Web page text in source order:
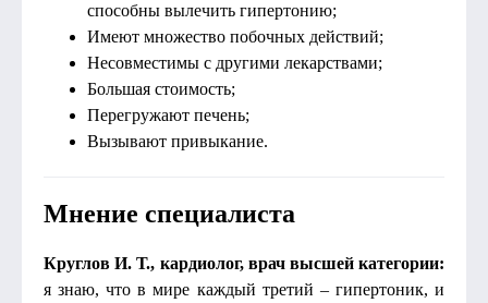
способны вылечить гипертонию;
Имеют множество побочных действий;
Несовместимы с другими лекарствами;
Большая стоимость;
Перегружают печень;
Вызывают привыкание.
Мнение специалиста
Круглов И. Т., кардиолог, врач высшей категории:
я знаю, что в мире каждый третий – гипертоник, и